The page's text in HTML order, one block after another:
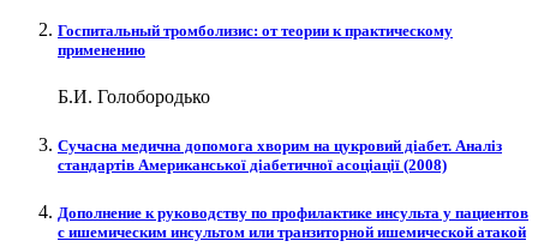
Госпитальный тромболизис: от теории к практическому
применению
Б.И. Голобородько
Сучасна медична допомога хворим на цукровий діабет. Аналіз
cтандартів Американської діабетичної асоціації (2008)
Дополнение к руководству по профилактике инсульта у пациентов
с ишемическим инсультом или транзиторной ишемической атакой